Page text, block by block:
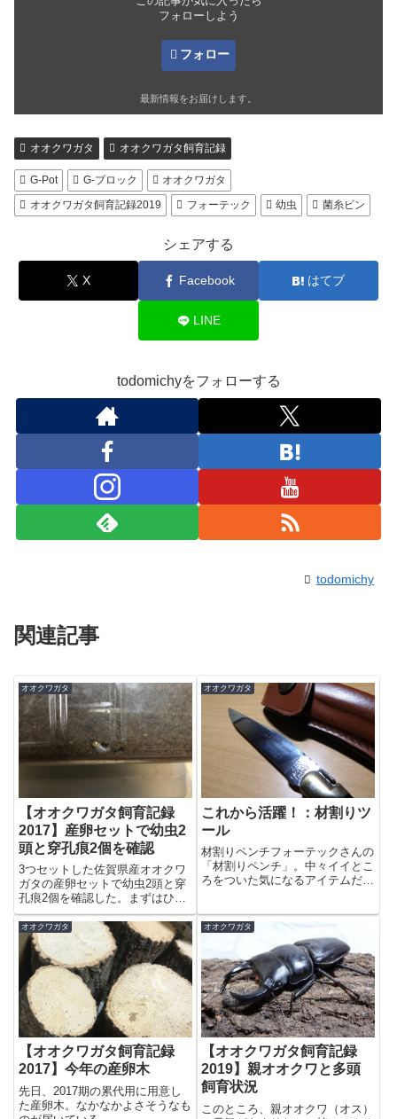
フォローしよう
フォロー
最新情報をお届けします。
オオクワガタ オオクワガタ飼育記録
G-Pot G-ブロック
オオクワガタ
オオクワガタ飼育記録2019
フォーテック 幼虫 菌糸ビン
シェアする
X Facebook はてブ
LINE
todomichyをフォローする
todomichy
関連記事
オオクワガタ
【オオクワガタ飼育記録
2017】産卵セットで幼虫2
頭と穿孔痕2個を確認
3つセットした佐賀県産オオクワ
ガタの産卵セットで幼虫2頭と穿
孔痕2個を確認した。まずはひと
安心。穿孔痕は2016年羽化のペ
ア、幼虫は2015年羽化の最大個
体ペアのものだ。もう一つ、
2015年羽化の看板個体のオスと
新しいメスを掛け合わせたもの...
オオクワガタ
これから活躍！：材割りツ
ール
材割りペンチフォーテックさんの
「材割りペンチ」。中々イイとこ
ろをついた気になるアイテムだ。
が、そのうち試してみたい。ウチ
のツール？ウチの材割りツールフ
ォーテックさんの「材割りペン
チ」も...
オオクワガタ
【オオクワガタ飼育記録
2017】今年の産卵木
先日、2017期の累代用に用意し
た産卵木。なかなかよさそうなも
オオクワガタ
【オオクワガタ飼育記録
2019】親オオクワと多頭
飼育状況
このところ、親オオクワ（オス）